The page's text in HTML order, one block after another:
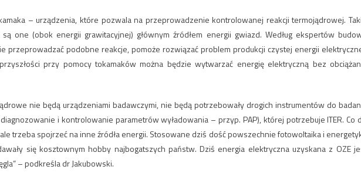
– urządzenia, które pozwala na przeprowadzenie kontrolowanej reakcji termojądrowej.
one (obok energii grawitacyjnej) głównym źródłem energii gwiazd. Według ekspertów
przeprowadzać podobne reakcje, pomoże rozwiązać problem produkcji czystej energii
przy pomocy tokamaków można będzie wytwarzać energię elektryczną bez
nie będą urządzeniami badawczymi, nie będą potrzebowały drogich instrumentów do
i kontrolowanie parametrów wyładowania – przyp. PAP), której potrzebuje ITER. Co
trzeba spojrzeć na inne źródła energii. Stosowane dziś dość powszechnie fotowoltaika i
się kosztownym hobby najbogatszych państw. Dziś energia elektryczna uzyskana z OZE
– podkreśla dr Jakubowski.